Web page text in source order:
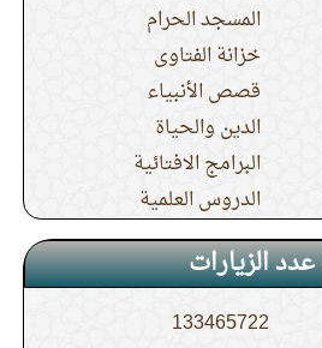
المسجد الحرام
خزانة الفتاوى
قصص الأنبياء
الدين والحياة
البرامج الافتائية
الدروس العلمية
عدد الزيارات
133465722